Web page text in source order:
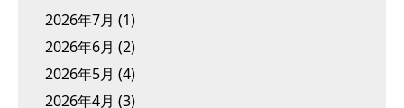
2026年7月 (1)
2026年6月 (2)
2026年5月 (4)
2026年4月 (3)